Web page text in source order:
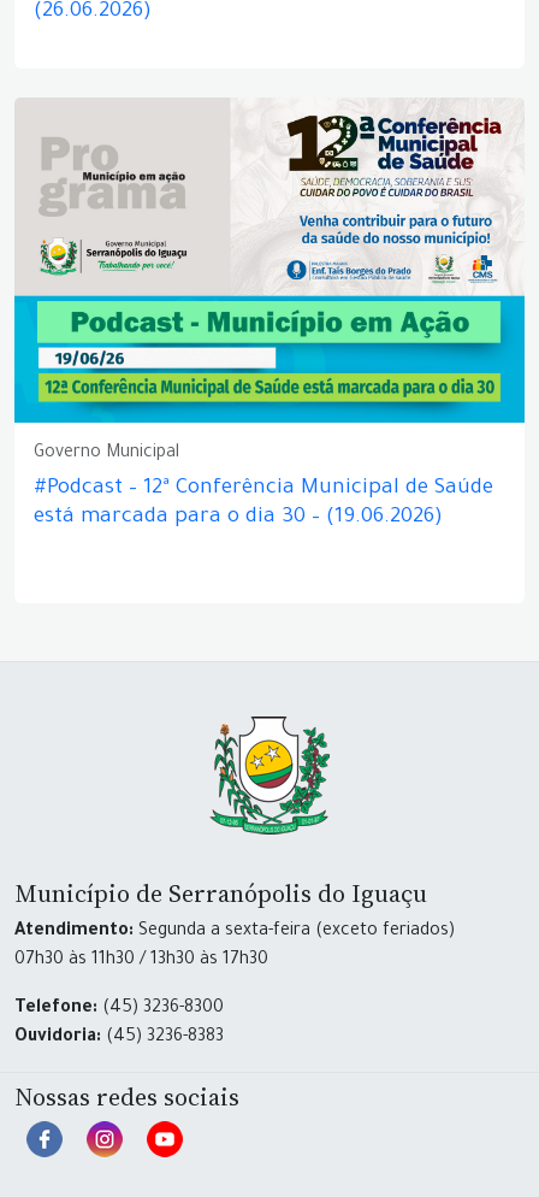
(26.06.2026)
Governo Municipal
#Podcast – 12ª Conferência Municipal de Saúde
está marcada para o dia 30 – (19.06.2026)
Município de Serranópolis do Iguaçu
Atendimento: Segunda a sexta-feira (exceto feriados)
07h30 às 11h30 / 13h30 às 17h30
Telefone: (45) 3236-8300
Ouvidoria: (45) 3236-8383
Nossas redes sociais